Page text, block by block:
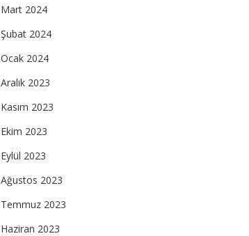
Mart 2024
Şubat 2024
Ocak 2024
Aralık 2023
Kasım 2023
Ekim 2023
Eylül 2023
Ağustos 2023
Temmuz 2023
Haziran 2023